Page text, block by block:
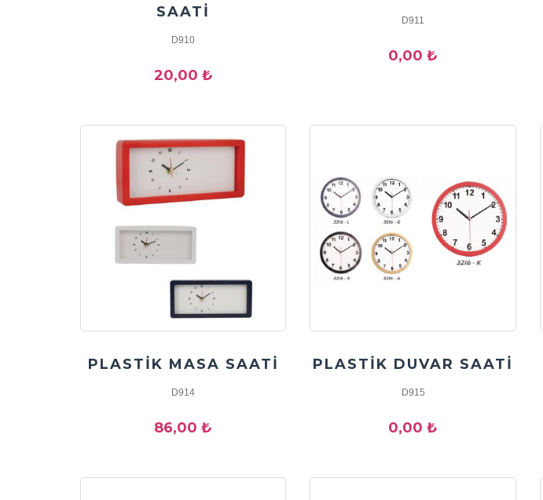
SAATİ
D910
20,00 ₺
D911
0,00 ₺
PLASTİK MASA SAATİ
D914
86,00 ₺
PLASTİK DUVAR SAATİ
D915
0,00 ₺